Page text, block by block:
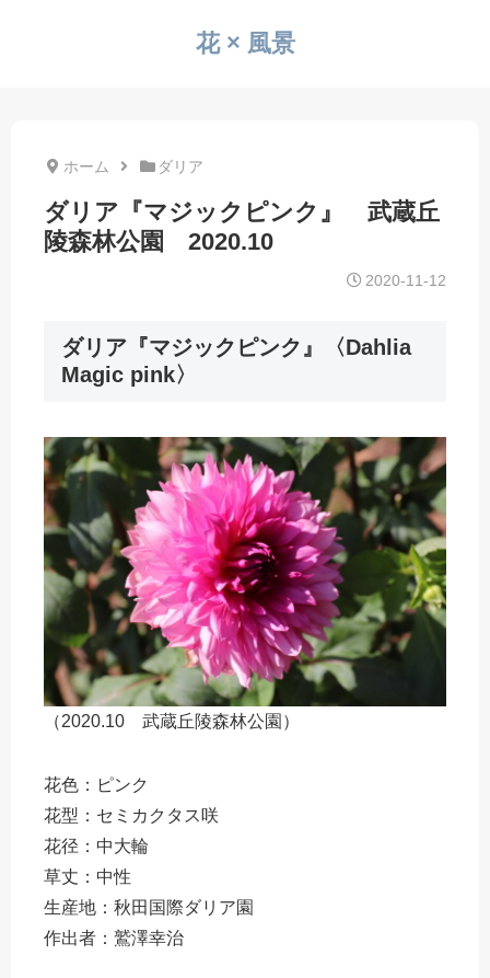
花 × 風景
ホーム ダリア
ダリア『マジックピンク』 武蔵丘
陵森林公園 2020.10
2020-11-12
ダリア『マジックピンク』〈Dahlia
Magic pink〉
（2020.10 武蔵丘陵森林公園）
花色：ピンク
花型：セミカクタス咲
花径：中大輪
草丈：中性
生産地：秋田国際ダリア園
作出者：鷲澤幸治